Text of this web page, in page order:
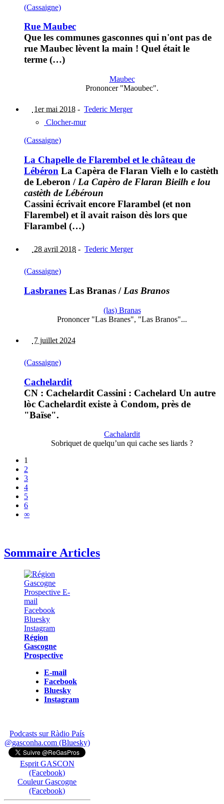
(Cassaigne)
Rue Maubec
Que les communes gasconnes qui n'ont pas de
rue Maubec lèvent la main ! Quel était le
terme (…)
Maubec
Prononcer "Maoubec".
1er mai 2018 - Tederic Merger
Clocher-mur
(Cassaigne)
La Chapelle de Flarembel et le château de
Lébéron La Capèra de Flaran Vielh e lo castèth
de Leberon / La Capèro de Flaran Bieilh e lou
castèth de Lébéroun
Cassini écrivait encore Flarambel (et non
Flarembel) et il avait raison dès lors que
Flarambel (…)
28 avril 2018 - Tederic Merger
(Cassaigne)
Lasbranes Las Branas / Las Branos
(las) Branas
Prononcer "Las Branes", "Las Branos"...
7 juillet 2024
(Cassaigne)
Cachelardit
CN : Cachelardit Cassini : Cachelard Un autre
lòc Cachelardit existe à Condom, près de
"Baïse".
Cachalardit
Sobriquet de quelqu’un qui cache ses liards ?
1
2
3
4
5
6
∞
Sommaire Articles
Région
Gascogne
Prospective
E-mail
Facebook
Bluesky
Instagram
Podcasts sur Ràdio País
@gasconha.com (Bluesky)
Esprit GASCON
(Facebook)
Couleur Gascogne
(Facebook)